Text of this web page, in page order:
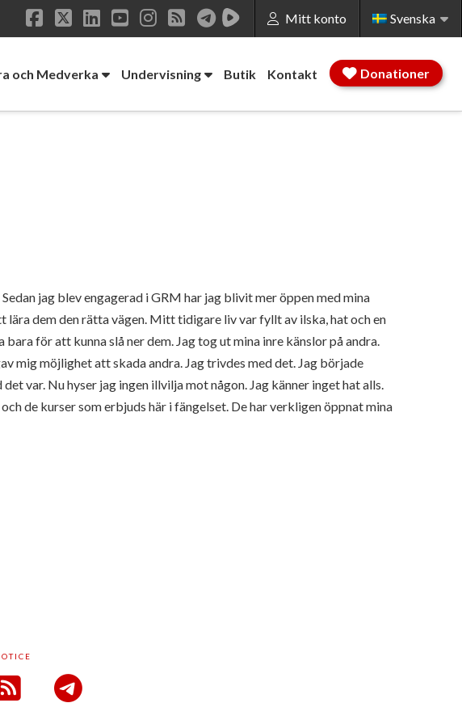
Mitt konto Svenska
Facebook
X LinkedIn
YouTube
Instagram
RSS
och Medverka Undervisning Butik Kontakt Donationer
jag blev engagerad i GRM har jag blivit mer öppen med mina
dem den rätta vägen. Mitt tidigare liv var fyllt av ilska, hat och en
för att kunna slå ner dem. Jag tog ut mina inre känslor på andra.
mig möjlighet att skada andra. Jag trivdes med det. Jag började
var. Nu hyser jag ingen illvilja mot någon. Jag känner inget hat alls.
de kurser som erbjuds här i fängelset. De har verkligen öppnat mina